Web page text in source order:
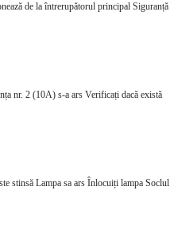
de la întrerupătorul principal Siguranță
nr. 2 (10A) s-a ars Verificați dacă există
stinsă Lampa sa ars Înlocuiți lampa Soclul